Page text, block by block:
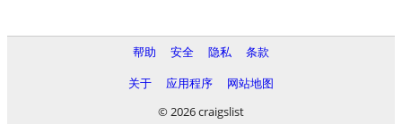
帮助 安全 隐私
条款
关于
应用程序
网站地图
© 2026 craigslist